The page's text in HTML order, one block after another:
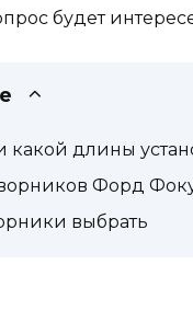
будет
длины
Форд
выбрать